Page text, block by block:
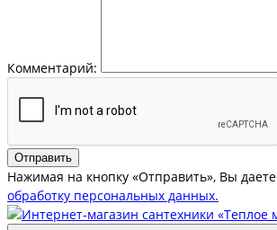
Комментарий:
Отправить
Нажимая на кнопку «Отправить», Вы даете
обработку персональных данных.